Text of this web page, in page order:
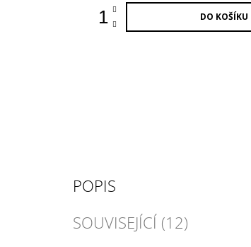
DO KOŠÍKU
POPIS
SOUVISEJÍCÍ (12)